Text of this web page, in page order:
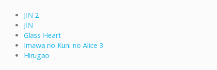
JIN 2
JIN
Glass Heart
Imawa no Kuni no Alice 3
Hirugao